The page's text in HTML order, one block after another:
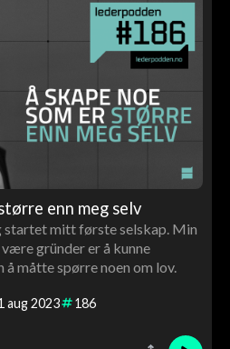
enn meg selv
startet mitt første selskap. Min
gründer er å kunne
måtte spørre noen om lov.
aug2023 186